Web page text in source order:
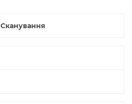
Сканування